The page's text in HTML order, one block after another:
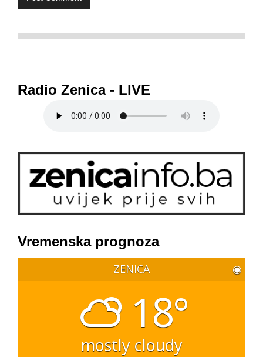
Radio Zenica - LIVE
Vremenska prognoza
ZENICA ◉
18°
mostly cloudy